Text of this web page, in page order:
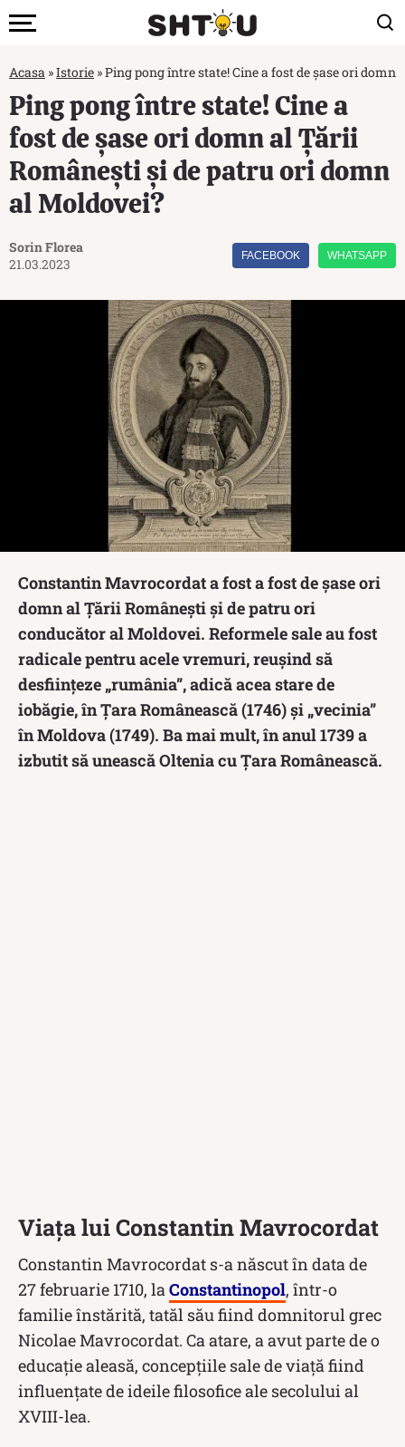
Acasa »Istorie »Ping pong între state! Cine a fost de șase ori
Ping pong între state! Cine a
fost de șase ori domn al Țării
Românești și de patru ori domn
al Moldovei?
Sorin Florea
21.03.2023
FACEBOOK WHATSAPP
Constantin Mavrocordat a fost a fost de șase ori
domn al Țării Românești și de patru ori
conducător al Moldovei. Reformele sale au fost
radicale pentru acele vremuri, reușind să
desființeze „rumânia”, adică acea stare de
iobăgie, în Țara Românească (1746) și „vecinia”
în Moldova (1749). Ba mai mult, în anul 1739 a
izbutit să unească Oltenia cu Țara Românească.
Viața lui Constantin Mavrocordat
Constantin Mavrocordat s-a născut în data de
27 februarie 1710, la Constantinopol, într-o
familie înstărită, tatăl său fiind domnitorul grec
Nicolae Mavrocordat. Ca atare, a avut parte de o
educație aleasă, concepțiile sale de viață fiind
influențate de ideile filosofice ale secolului al
XVIII-lea.